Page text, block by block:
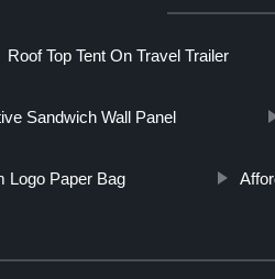
Roof Top Tent On Travel Trailer
Sandwich Wall Panel
Logo Paper Bag